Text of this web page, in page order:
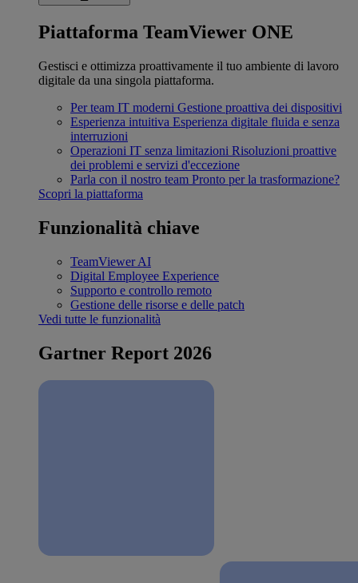
Piattaforma TeamViewer ONE
Gestisci e ottimizza proattivamente il tuo ambiente di lavoro
digitale da una singola piattaforma.
Per team IT moderni Gestione proattiva dei dispositivi
Esperienza intuitiva Esperienza digitale fluida e senza
interruzioni
Operazioni IT senza limitazioni Risoluzioni proattive
dei problemi e servizi d'eccezione
Parla con il nostro team Pronto per la trasformazione?
Scopri la piattaforma
Funzionalità chiave
TeamViewer AI
Digital Employee Experience
Supporto e controllo remoto
Gestione delle risorse e delle patch
Vedi tutte le funzionalità
Gartner Report 2026